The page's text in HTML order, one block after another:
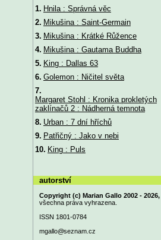
1. Hnila : Správná věc
2. Mikušina : Saint-Germain
3. Mikušina : Krátké Růžence
4. Mikušina : Gautama Buddha
5. King : Dallas 63
6. Golemon : Ničitel světa
7.
Margaret Stohl : Kronika prokletých
zaklínačů 2 : Nádherná temnota
8. Urban : 7 dní hříchů
9. Patřičný : Jako v nebi
10. King : Puls
autorství
Copyright (c) Marian Gallo 2002 - 2026,
všechna práva vyhrazena.
ISSN 1801-0784
mgallo@seznam.cz